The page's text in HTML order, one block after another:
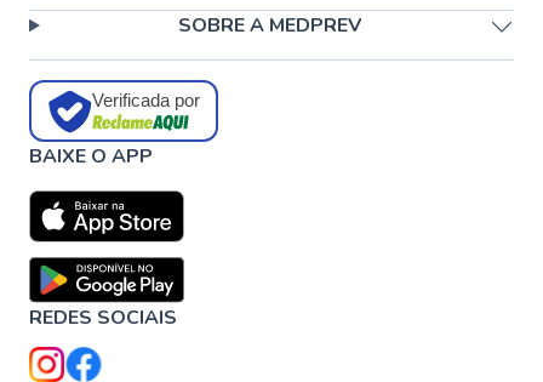
SOBRE A MEDPREV
Verificada por
BAIXE O APP
REDES SOCIAIS